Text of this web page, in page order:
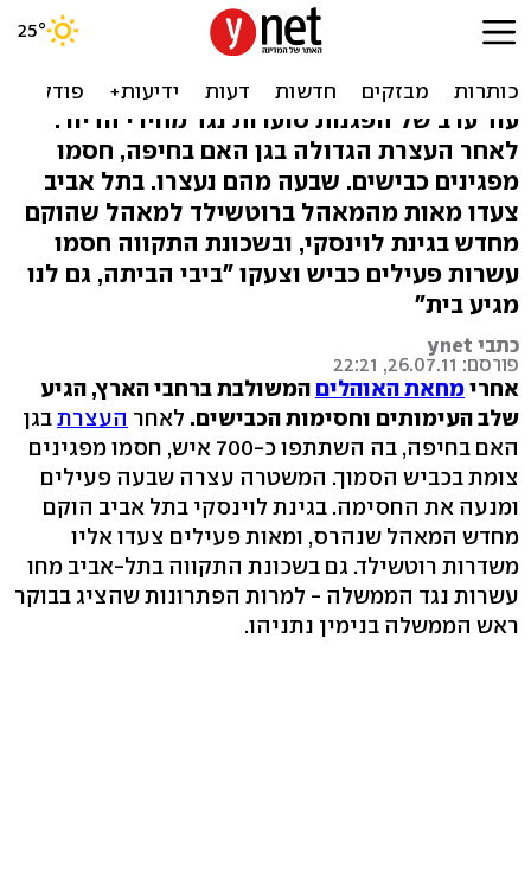
המאבק מחריף: מעצרים
בחיפה, מחאות בת"א
עוד ערב של הפגנות סוערות נגד מחירי הדיור:
לאחר העצרת הגדולה בגן האם בחיפה, חסמו
מפגינים כבישים. שבעה מהם נעצרו. בתל אביב
צעדו מאות מהמאהל ברוטשילד למאהל שהוקם
מחדש בגינת לוינסקי, ובשכונת התקווה חסמו
עשרות פעילים כביש וצעקו "ביבי הביתה, גם לנו
מגיע בית"
כתבי ynet
פורסם: 26.07.11, 22:21
אחרימחאת האוהלים המשולבת ברחבי הארץ, הגיע
שלב העימותים וחסימות הכבישים. לאחר העצרתבגן
האם בחיפה, בה השתתפו כ-700 איש, חסמו מפגינים
צומת בכביש הסמוך. המשטרה עצרה שבעה פעילים
ומנעה את החסימה. בגינת לוינסקי בתל אביב הוקם
מחדש המאהל שנהרס, ומאות פעילים צעדו אליו
משדרות רוטשילד. גם בשכונת התקווה בתל-אביב מחו
עשרות נגד הממשלה - למרות הפתרונות שהציג בבוקר
ראש הממשלה בנימין נתניהו.